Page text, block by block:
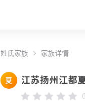
姓氏家族 家族详情
夏 江苏扬州江都